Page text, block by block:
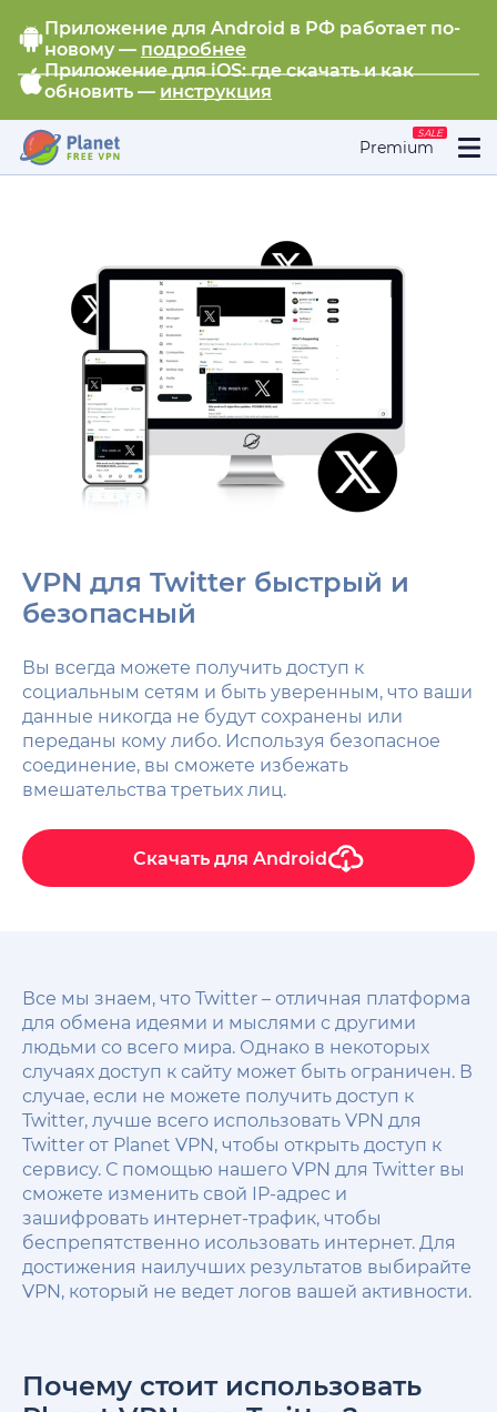
Приложение для Android в РФ работает по-
новому — подробнее
Приложение для iOS: где скачать и как
обновить — инструкция
Premium
SALE
VPN для Twitter быстрый и
безопасный
Вы всегда можете получить доступ к
социальным сетям и быть уверенным, что ваши
данные никогда не будут сохранены или
переданы кому либо. Используя безопасное
соединение, вы сможете избежать
вмешательства третьих лиц.
Скачать для Android
Все мы знаем, что Twitter – отличная платформа
для обмена идеями и мыслями с другими
людьми со всего мира. Однако в некоторых
случаях доступ к сайту может быть ограничен. В
случае, если не можете получить доступ к
Twitter, лучше всего использовать VPN для
Twitter от Planet VPN, чтобы открыть доступ к
сервису. С помощью нашего VPN для Twitter вы
сможете изменить свой IP-адрес и
зашифровать интернет-трафик, чтобы
беспрепятственно исользовать интернет. Для
достижения наилучших результатов выбирайте
VPN, который не ведет логов вашей активности.
Почему стоит использовать